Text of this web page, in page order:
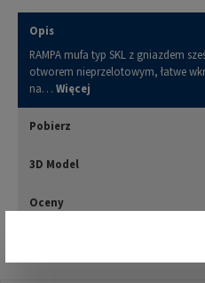
Opis
RAMPA mufa typ SKL z gniazdem
otworem nieprzelotowym, łatwe
na… Więcej
Pobierz
3D Model
Oceny